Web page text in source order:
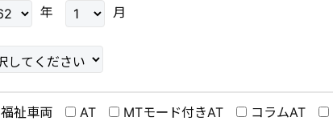
年 月
福祉車両 AT MTモード付きAT コラムAT